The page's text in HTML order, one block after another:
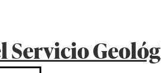
Servicio